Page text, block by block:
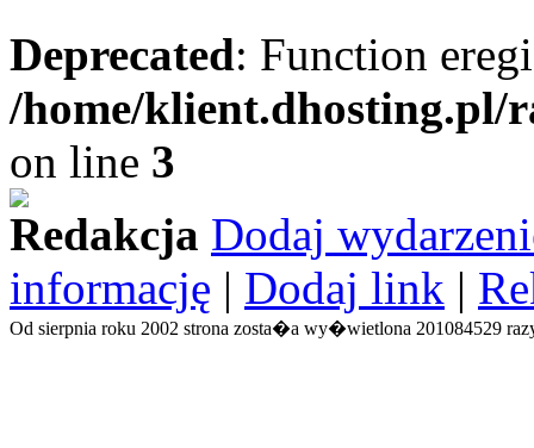
Deprecated: Function
/home/
on line 3
Redakcja Dodaj
informację | Dodaj link |
Od sierpnia roku 2002 strona zosta�a wy�wietlona 201084529